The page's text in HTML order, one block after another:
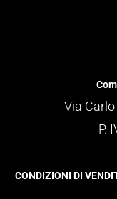
Via
P.
CONDIZIONI DI